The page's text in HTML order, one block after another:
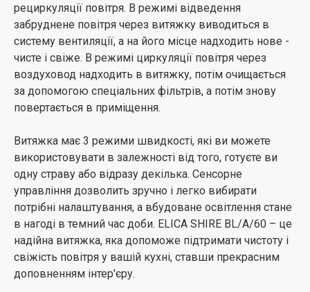
рециркуляції повітря. В режимі відведення
забруднене повітря через витяжку виводиться в
систему вентиляції, а на його місце надходить нове -
чисте і свіже. В режимі циркуляції повітря через
воздуховод надходить в витяжку, потім очищається
за допомогою спеціальних фільтрів, а потім знову
повертається в приміщення.
Витяжка має 3 режими швидкості, які ви можете
використовувати в залежності від того, готуєте ви
одну страву або відразу декілька. Сенсорне
управління дозволить зручно і легко вибирати
потрібні налаштування, а вбудоване освітлення стане
в нагоді в темний час доби. ELICA SHIRE BL/A/60 – це
надійна витяжка, яка допоможе підтримати чистоту і
свіжість повітря у вашій кухні, ставши прекрасним
доповненням інтер'єру.